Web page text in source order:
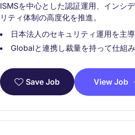
ISMSを中心とした認証運用、インシ
リティ体制の高度化を推進。
日本法人のセキュリティ運用を主
Globalと連携し裁量を持って仕組
Save Job View Job